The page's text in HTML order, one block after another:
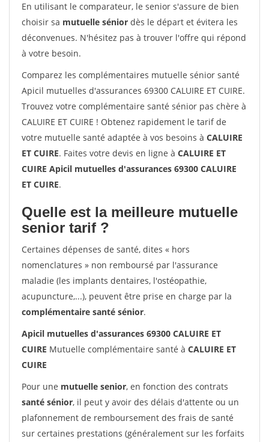
En utilisant le comparateur, le senior s'assure de bien
choisir sa mutuelle sénior dès le départ et évitera les
déconvenues. N'hésitez pas à trouver l'offre qui répond
à votre besoin.
Comparez les complémentaires mutuelle sénior santé
Apicil mutuelles d'assurances 69300 CALUIRE ET CUIRE.
Trouvez votre complémentaire santé sénior pas chère à
CALUIRE ET CUIRE ! Obtenez rapidement le tarif de
votre mutuelle santé adaptée à vos besoins à CALUIRE
ET CUIRE. Faites votre devis en ligne à CALUIRE ET
CUIRE Apicil mutuelles d'assurances 69300 CALUIRE
ET CUIRE.
Quelle est la meilleure mutuelle
senior tarif ?
Certaines dépenses de santé, dites « hors
nomenclatures » non remboursé par l'assurance
maladie (les implants dentaires, l'ostéopathie,
acupuncture,...), peuvent être prise en charge par la
complémentaire santé sénior.
Apicil mutuelles d'assurances 69300 CALUIRE ET
CUIRE Mutuelle complémentaire santé à CALUIRE ET
CUIRE
Pour une mutuelle senior, en fonction des contrats
santé sénior, il peut y avoir des délais d'attente ou un
plafonnement de remboursement des frais de santé
sur certaines prestations (généralement sur les forfaits